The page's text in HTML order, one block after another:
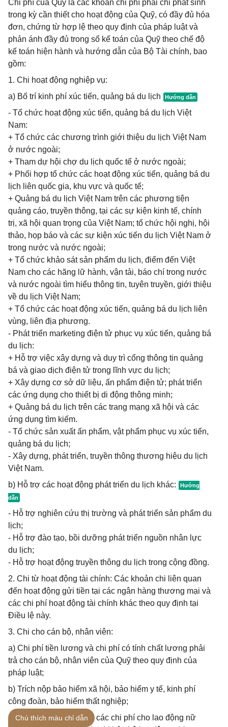
Chi phí của Quỹ là các khoản chi phí phải chi phát sinh
trong kỳ cần thiết cho hoạt động của Quỹ, có đầy đủ hóa
đơn, chứng từ hợp lệ theo quy định của pháp luật và
phản ánh đầy đủ trong sổ kế toán của Quỹ theo chế độ
kế toán hiện hành và hướng dẫn của Bộ Tài chính, bao
gồm:
1. Chi hoạt động nghiệp vụ:
a) Bố trí kinh phí xúc tiến, quảng bá du lịch
- Tổ chức hoạt động xúc tiến, quảng bá du lịch Việt
Nam:
+ Tổ chức các chương trình giới thiệu du lịch Việt Nam
ở nước ngoài;
+ Tham dự hội chợ du lịch quốc tế ở nước ngoài;
+ Phối hợp tổ chức các hoạt động xúc tiến, quảng bá du
lịch liên quốc gia, khu vực và quốc tế;
+ Quảng bá du lịch Việt Nam trên các phương tiện
quảng cáo, truyền thông, tại các sự kiện kinh tế, chính
trị, xã hội quan trọng của Việt Nam; tổ chức hội nghị, hội
thảo, họp báo và các sự kiện xúc tiến du lịch Việt Nam ở
trong nước và nước ngoài;
+ Tổ chức khảo sát sản phẩm du lịch, điểm đến Việt
Nam cho các hãng lữ hành, vận tải, báo chí trong nước
và nước ngoài tìm hiểu thông tin, tuyên truyền, giới thiệu
về du lịch Việt Nam;
+ Tổ chức các hoạt động xúc tiến, quảng bá du lịch liên
vùng, liên địa phương.
- Phát triển marketing điện tử phục vụ xúc tiến, quảng bá
du lịch:
+ Hỗ trợ việc xây dựng và duy trì cổng thông tin quảng
bá và giao dịch điện tử trong lĩnh vực du lịch;
+ Xây dựng cơ sở dữ liệu, ấn phẩm điện tử; phát triển
các ứng dụng cho thiết bị di động thông minh;
+ Quảng bá du lịch trên các trang mạng xã hội và các
ứng dụng tìm kiếm.
- Tổ chức sản xuất ấn phẩm, vật phẩm phục vụ xúc tiến,
quảng bá du lịch;
- Xây dựng, phát triển, truyền thông thương hiệu du lịch
Việt Nam.
b) Hỗ trợ các hoạt động phát triển du lịch khác:
- Hỗ trợ nghiên cứu thị trường và phát triển sản phẩm du
lịch;
- Hỗ trợ đào tạo, bồi dưỡng phát triển nguồn nhân lực
du lịch;
- Hỗ trợ hoạt động truyền thông du lịch trong cộng đồng.
2. Chi từ hoạt động tài chính: Các khoản chi liên quan
đến hoạt động gửi tiền tại các ngân hàng thương mại và
các chi phí hoạt động tài chính khác theo quy định tại
Điều lệ này.
3. Chi cho cán bộ, nhân viên:
a) Chi phí tiền lương và chi phí có tính chất lương phải
trả cho cán bộ, nhân viên của Quỹ theo quy định của
pháp luật;
b) Trích nộp bảo hiểm xã hội, bảo hiểm y tế, kinh phí
công đoàn, bảo hiểm thất nghiệp;
c) Chi cho công tác y tế; các chi phí cho lao động nữ
Chú thích màu chỉ dẫn